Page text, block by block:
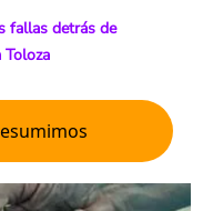
fallas detrás de
Toloza